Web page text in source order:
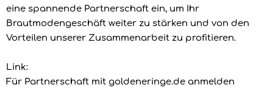
eine spannende Partnerschaft ein, um Ihr
Brautmodengeschäft weiter zu stärken und von den
Vorteilen unserer Zusammenarbeit zu profitieren.
Link:
Für Partnerschaft mit goldeneringe.de anmelden